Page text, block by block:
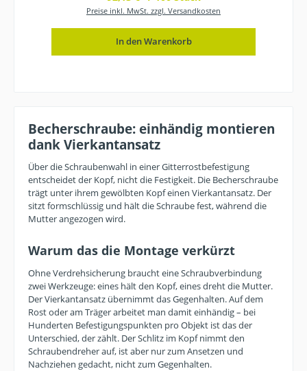
Preise inkl. MwSt. zzgl. Versandkosten
In den Warenkorb
Becherschraube: einhändig montieren
dank Vierkantansatz
Über die Schraubenwahl in einer Gitterrostbefestigung
entscheidet der Kopf, nicht die Festigkeit. Die Becherschraube
trägt unter ihrem gewölbten Kopf einen Vierkantansatz. Der
sitzt formschlüssig und hält die Schraube fest, während die
Mutter angezogen wird.
Warum das die Montage verkürzt
Ohne Verdrehsicherung braucht eine Schraubverbindung
zwei Werkzeuge: eines hält den Kopf, eines dreht die Mutter.
Der Vierkantansatz übernimmt das Gegenhalten. Auf dem
Rost oder am Träger arbeitet man damit einhändig – bei
Hunderten Befestigungspunkten pro Objekt ist das der
Unterschied, der zählt. Der Schlitz im Kopf nimmt den
Schraubendreher auf, ist aber nur zum Ansetzen und
Nachziehen gedacht, nicht zum Gegenhalten.